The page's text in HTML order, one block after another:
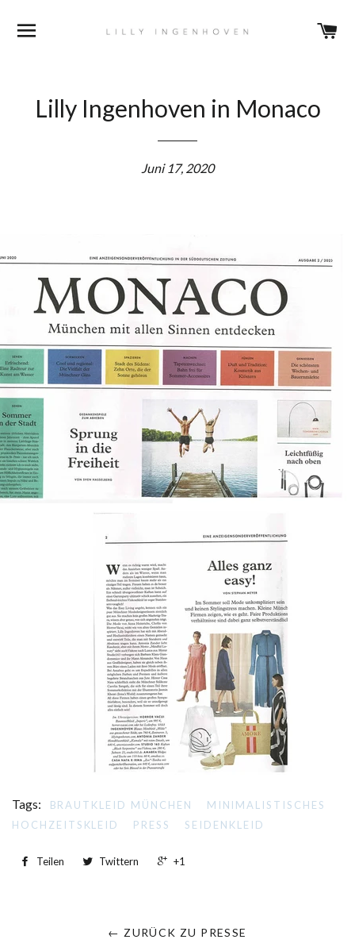
Lilly Ingenhoven in Monaco
Juni 17, 2020
Tags: BRAUTKLEID MÜNCHEN
MINIMALISTISCHES
HOCHZEITSKLEID
PRESS SEIDENKLEID
Teilen Twittern +1
← ZURÜCK ZU PRESSE